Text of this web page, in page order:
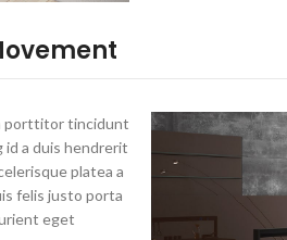
porttitor tincidunt
a duis hendrerit
platea a
felis justo porta
eget